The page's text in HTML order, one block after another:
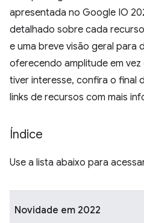
apresentada no Google IO
detalhado sobre cada
e uma breve visão geral para
oferecendo amplitude em
tiver interesse, confira o final
links de recursos com mais
Índice
Use a lista abaixo para
Novidade em 2022